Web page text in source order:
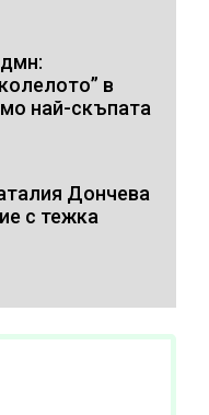
в
най-скъпата
Дончева
с тежка